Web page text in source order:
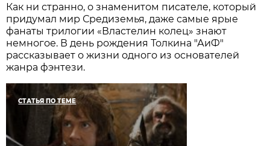
Как ни странно, о знаменитом писателе, который
придумал мир Средиземья, даже самые ярые
фанаты трилогии «Властелин колец» знают
немногое. В день рождения Толкина "АиФ"
рассказывает о жизни одного из основателей
жанра фэнтези.
СТАТЬЯ ПО ТЕМЕ